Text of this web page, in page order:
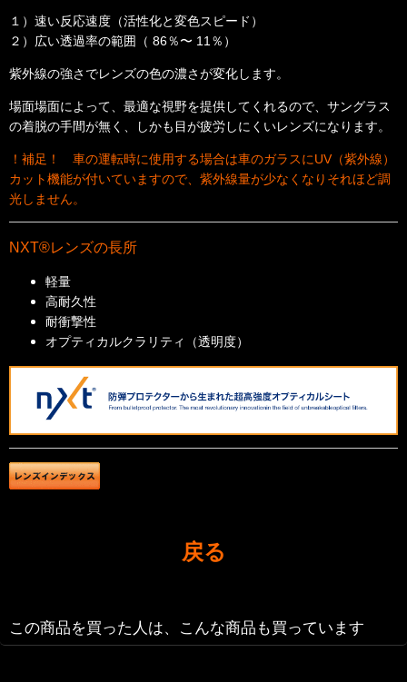
１）速い反応速度（活性化と変色スピード）
２）広い透過率の範囲（ 86％〜 11％）
紫外線の強さでレンズの色の濃さが変化します。
場面場面によって、最適な視野を提供してくれるので、サングラス
の着脱の手間が無く、しかも目が疲労しにくいレンズになります。
！補足！ 車の運転時に使用する場合は車のガラスにUV（紫外線）
カット機能が付いていますので、紫外線量が少なくなりそれほど調
光しません。
NXT®レンズの長所
軽量
高耐久性
耐衝撃性
オプティカルクラリティ（透明度）
戻る
この商品を買った人は、こんな商品も買っています